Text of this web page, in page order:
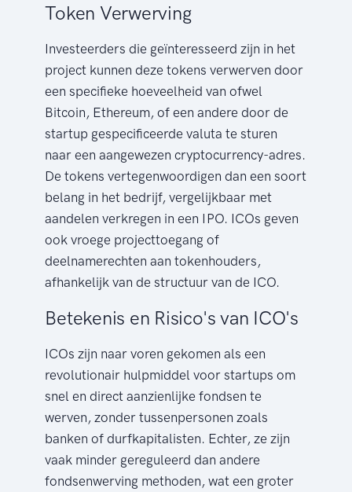
Token Verwerving
Investeerders die geïnteresseerd zijn in het
project kunnen deze tokens verwerven door
een specifieke hoeveelheid van ofwel
Bitcoin, Ethereum, of een andere door de
startup gespecificeerde valuta te sturen
naar een aangewezen cryptocurrency-adres.
De tokens vertegenwoordigen dan een soort
belang in het bedrijf, vergelijkbaar met
aandelen verkregen in een IPO. ICOs geven
ook vroege projecttoegang of
deelnamerechten aan tokenhouders,
afhankelijk van de structuur van de ICO.
Betekenis en Risico's van ICO's
ICOs zijn naar voren gekomen als een
revolutionair hulpmiddel voor startups om
snel en direct aanzienlijke fondsen te
werven, zonder tussenpersonen zoals
banken of durfkapitalisten. Echter, ze zijn
vaak minder gereguleerd dan andere
fondsenwerving methoden, wat een groter